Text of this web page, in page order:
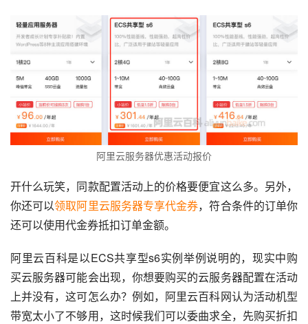
阿里云服务器优惠活动报价
开什么玩笑，同款配置活动上的价格要便宜这么多。另外，
你还可以领取阿里云服务器专享代金券，符合条件的订单你
还可以使用代金券抵扣订单金额。
阿里云百科是以ECS共享型s6实例举例说明的，现实中购
买云服务器可能会出现，你想要购买的云服务器配置在活动
上并没有，这可怎么办？例如，阿里云百科网认为活动机型
带宽太小了不够用，这时候我们可以委曲求全，先购买折扣